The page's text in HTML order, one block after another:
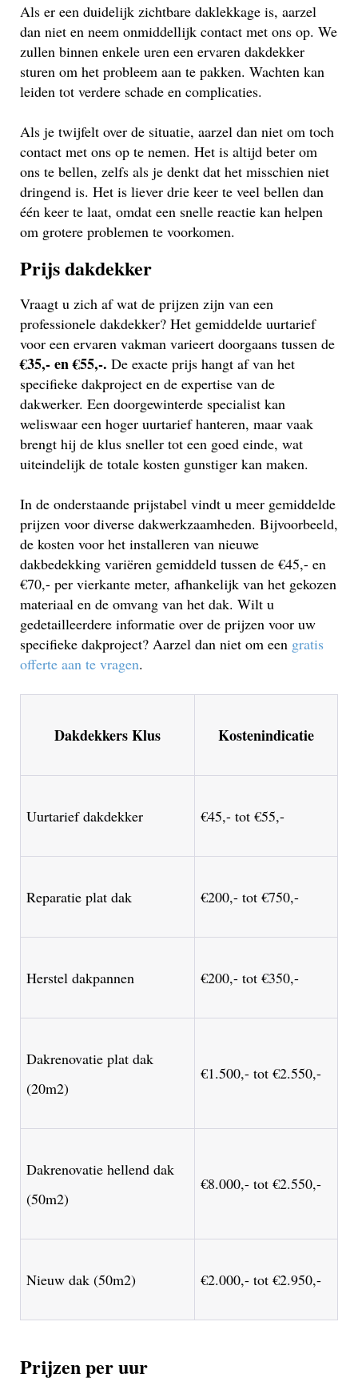
Als er een duidelijk zichtbare daklekkage is, aarzel
dan niet en neem onmiddellijk contact met ons op. We
zullen binnen enkele uren een ervaren dakdekker
sturen om het probleem aan te pakken. Wachten kan
leiden tot verdere schade en complicaties.
Als je twijfelt over de situatie, aarzel dan niet om toch
contact met ons op te nemen. Het is altijd beter om
ons te bellen, zelfs als je denkt dat het misschien niet
dringend is. Het is liever drie keer te veel bellen dan
één keer te laat, omdat een snelle reactie kan helpen
om grotere problemen te voorkomen.
Prijs dakdekker
Vraagt u zich af wat de prijzen zijn van een
professionele dakdekker? Het gemiddelde uurtarief
voor een ervaren vakman varieert doorgaans tussen de
€35,- en €55,-. De exacte prijs hangt af van het
specifieke dakproject en de expertise van de
dakwerker. Een doorgewinterde specialist kan
weliswaar een hoger uurtarief hanteren, maar vaak
brengt hij de klus sneller tot een goed einde, wat
uiteindelijk de totale kosten gunstiger kan maken.
In de onderstaande prijstabel vindt u meer gemiddelde
prijzen voor diverse dakwerkzaamheden. Bijvoorbeeld,
de kosten voor het installeren van nieuwe
dakbedekking variëren gemiddeld tussen de €45,- en
€70,- per vierkante meter, afhankelijk van het gekozen
materiaal en de omvang van het dak. Wilt u
gedetailleerdere informatie over de prijzen voor uw
specifieke dakproject? Aarzel dan niet om een gratis
offerte aan te vragen.
Dakdekkers Klus Kostenindicatie
Uurtarief dakdekker €45,- tot €55,-
Reparatie plat dak €200,- tot €750,-
Herstel dakpannen €200,- tot €350,-
Dakrenovatie plat dak
(20m2)
€1.500,- tot €2.550,-
Dakrenovatie hellend dak
(50m2)
€8.000,- tot €2.550,-
Nieuw dak (50m2) €2.000,- tot €2.950,-
Prijzen per uur